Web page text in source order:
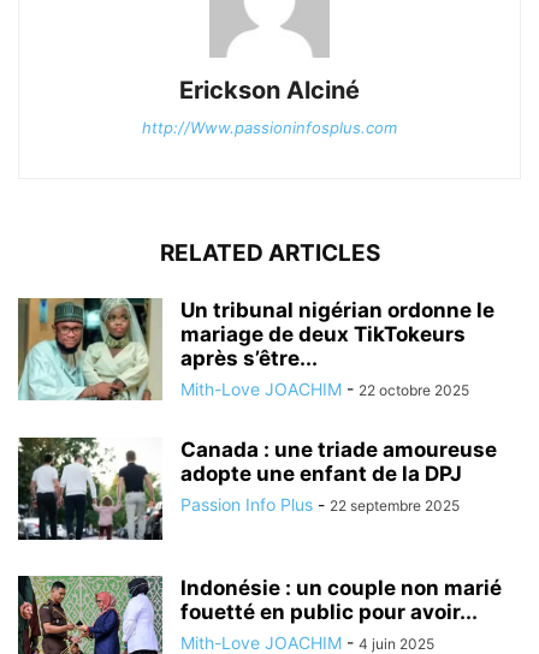
Erickson Alciné
http://Www.passioninfosplus.com
RELATED ARTICLES
Un tribunal nigérian ordonne le
mariage de deux TikTokeurs
après s’être...
Mith-Love JOACHIM - 22 octobre 2025
Canada : une triade amoureuse
adopte une enfant de la DPJ
Passion Info Plus - 22 septembre 2025
Indonésie : un couple non marié
fouetté en public pour avoir...
Mith-Love JOACHIM - 4 juin 2025